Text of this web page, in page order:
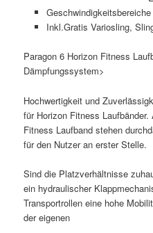
Inkl.Gratis Variosling,
Paragon 6 Horizon Fitness
Dämpfungssystem>
Hochwertigkeit und
für Horizon Fitness
Fitness Laufband stehen
für den Nutzer an erster Stelle.
Sind die Platzverhältnisse
ein hydraulischer
Transportrollen eine hohe
der eigenen